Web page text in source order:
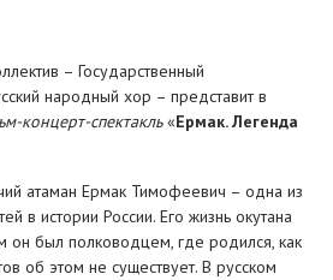
– Государственный
народный хор – представит в
концерт-спектакль«Ермак. Легенда
атаман Ермак Тимофеевич – одна из
в истории России. Его жизнь окутана
он был полководцем, где родился, как
об этом не существует. В русском